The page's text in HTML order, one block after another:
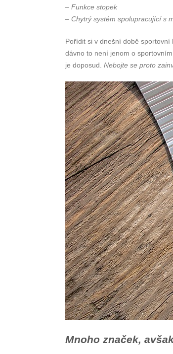
– Funkce stopek
– Chytrý systém spolupracující s
Pořídit si v dnešní době
dávno to není jenom o
je doposud. Nebojte se proto
Mnoho značek,